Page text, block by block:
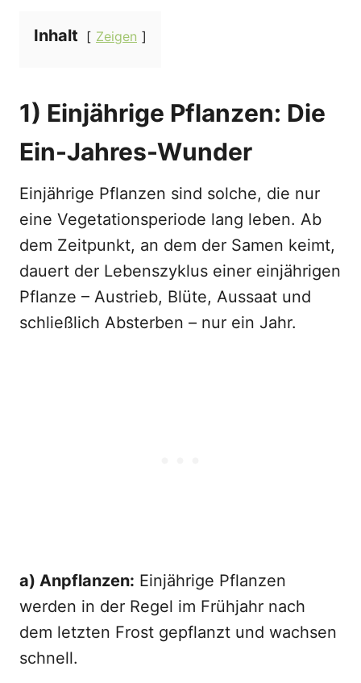
Inhalt Zeigen
1) Einjährige Pflanzen: Die
Ein-Jahres-Wunder
Einjährige Pflanzen sind solche, die nur
eine Vegetationsperiode lang leben. Ab
dem Zeitpunkt, an dem der Samen keimt,
dauert der Lebenszyklus einer einjährigen
Pflanze – Austrieb, Blüte, Aussaat und
schließlich Absterben – nur ein Jahr.
a) Anpflanzen: Einjährige Pflanzen
werden in der Regel im Frühjahr nach
dem letzten Frost gepflanzt und wachsen
schnell.